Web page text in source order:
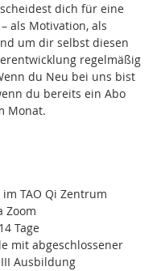
dich für eine
– als Motivation, als
um dir selbst diesen
regelmäßig
du Neu bei uns bist
du bereits ein Abo
Monat.
TAO Qi Zentrum
Zoom
Tage
mit abgeschlossener
Ausbildung